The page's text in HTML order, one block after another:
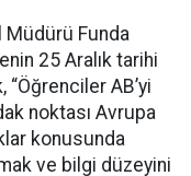
Müdürü Funda
25 Aralık tarihi
AB’yi
noktası Avrupa
konusunda
ve bilgi düzeyini